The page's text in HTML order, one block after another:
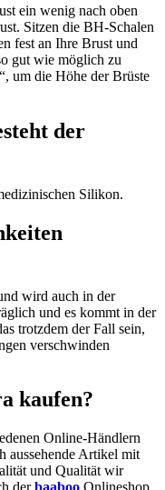
ein wenig nach oben
Sitzen die BH-Schalen
fest an Ihre Brust und
gut wie möglich zu
um die Höhe der Brüste
der
Silikon.
wird auch in der
und es kommt in der
trotzdem der Fall sein,
verschwinden
kaufen?
Online-Händlern
aussehende Artikel mit
und Qualität wir